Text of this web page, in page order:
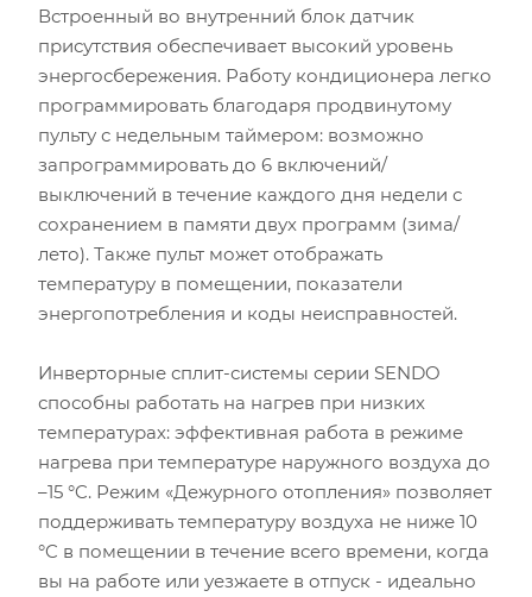
Встроенный во внутренний блок датчик
присутствия обеспечивает высокий уровень
энергосбережения. Работу кондиционера легко
программировать благодаря продвинутому
пульту с недельным таймером: возможно
запрограммировать до 6 включений/
выключений в течение каждого дня недели с
сохранением в памяти двух программ (зима/
лето). Также пульт может отображать
температуру в помещении, показатели
энергопотребления и коды неисправностей.
Инверторные сплит-системы серии SENDO
способны работать на нагрев при низких
температурах: эффективная работа в режиме
нагрева при температуре наружного воздуха до
–15 °C. Режим «Дежурного отопления» позволяет
поддерживать температуру воздуха не ниже 10
°C в помещении в течение всего времени, когда
вы на работе или уезжаете в отпуск - идеально
Площадь помещения (кв.м)
Инсоляция (степень освещенности солнцем)
Количество людей
Количество компьютеров
Количество телевизоров
Мощность остальной бытовой техники, Вт
Расчётная мощность охлаждения: 2.53кВт
Рекомендуемый диапазон мощности: 2.40 - 2.91 кВт